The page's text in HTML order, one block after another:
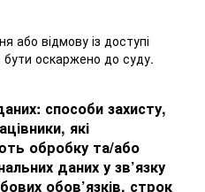
або відмову із доступі
оскаржено до суду.
способи захисту,
які
обробку та/або
даних у зв’язку
обов’язків, строк